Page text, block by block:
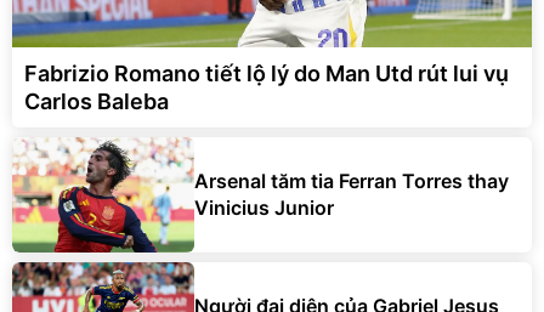
Fabrizio Romano tiết lộ lý do Man Utd rút lui vụ
Carlos Baleba
Arsenal tăm tia Ferran Torres thay
Vinicius Junior
Người đại diện của Gabriel Jesus